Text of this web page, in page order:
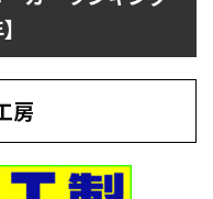
房